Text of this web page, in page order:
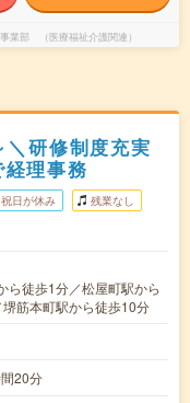
業部 （医療福祉介護関連）
＼研修制度充実
理事務
祝日が休み 残業なし
ら徒歩1分／松屋町駅から
筋本町駅から徒歩10分
20分